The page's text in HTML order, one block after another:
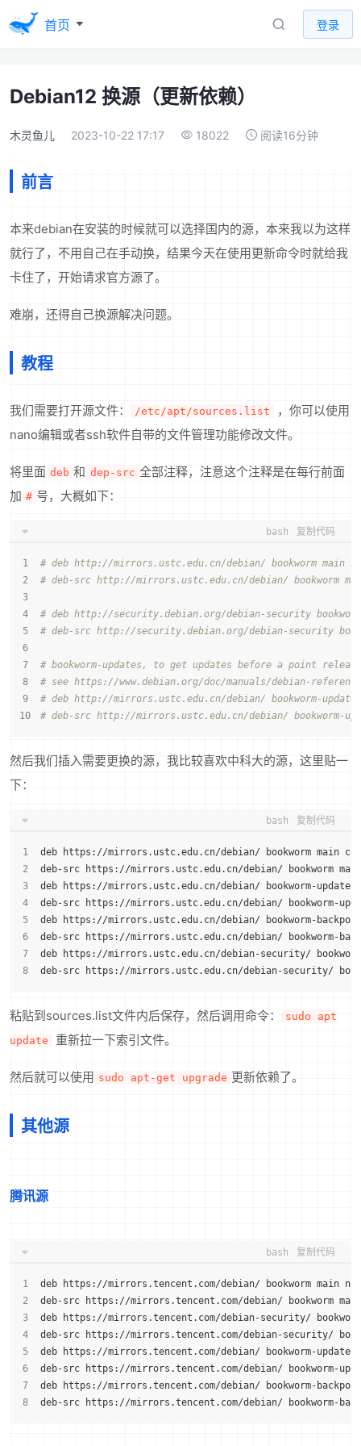
首页 登录
Debian12 换源（更新依赖）
木灵鱼儿 2023-10-22 17:17 18022 阅读16分钟
前言
本来debian在安装的时候就可以选择国内的源，本来我以为这样
就行了，不用自己在手动换，结果今天在使用更新命令时就给我
卡住了，开始请求官方源了。
难崩，还得自己换源解决问题。
教程
我们需要打开源文件： /etc/apt/sources.list
，你可以使用
nano编辑或者ssh软件自带的文件管理功能修改文件。
将里面 deb 和 dep-src 全部注释，注意这个注释是在每行前面
加 # 号，大概如下：
bash 复制代码
# deb http://mirrors.ustc.edu.cn/debian/ bookworm main
# deb-src http://mirrors.ustc.edu.cn/debian/ bookworm
# deb http://security.debian.org/debian-security
# deb-src http://security.debian.org/debian-security
# bookworm-updates, to get updates before a point
# see https://www.debian.org/doc/manuals/debian-
# deb http://mirrors.ustc.edu.cn/debian/ bookworm-
# deb-src http://mirrors.ustc.edu.cn/debian/ bookworm-
然后我们插入需要更换的源，我比较喜欢中科大的源，这里贴一
下：
bash 复制代码
deb https://mirrors.ustc.edu.cn/debian/ bookworm main
deb-src https://mirrors.ustc.edu.cn/debian/ bookworm
deb https://mirrors.ustc.edu.cn/debian/ bookworm-
deb-src https://mirrors.ustc.edu.cn/debian/ bookworm-
deb https://mirrors.ustc.edu.cn/debian/ bookworm-
deb-src https://mirrors.ustc.edu.cn/debian/ bookworm-
deb https://mirrors.ustc.edu.cn/debian-security/
deb-src https://mirrors.ustc.edu.cn/debian-security/
粘贴到sources.list文件内后保存，然后调用命令：
sudo apt
update
重新拉一下索引文件。
然后就可以使用 sudo apt-get upgrade 更新依赖了。
其他源
腾讯源
bash 复制代码
deb https://mirrors.tencent.com/debian/ bookworm main
deb-src https://mirrors.tencent.com/debian/ bookworm
deb https://mirrors.tencent.com/debian-security/
deb-src https://mirrors.tencent.com/debian-security/
deb https://mirrors.tencent.com/debian/ bookworm-
deb-src https://mirrors.tencent.com/debian/ bookworm-
deb https://mirrors.tencent.com/debian/ bookworm-
deb-src https://mirrors.tencent.com/debian/ bookworm-